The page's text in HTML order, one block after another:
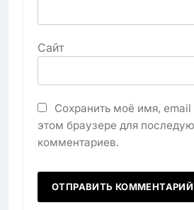
Сайт
Сохранить моё имя, email
этом браузере для
комментариев.